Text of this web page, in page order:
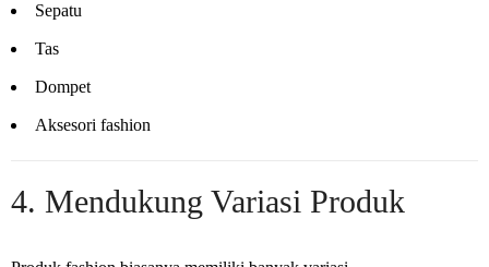
Sepatu
Tas
Dompet
Aksesori fashion
4. Mendukung Variasi Produk